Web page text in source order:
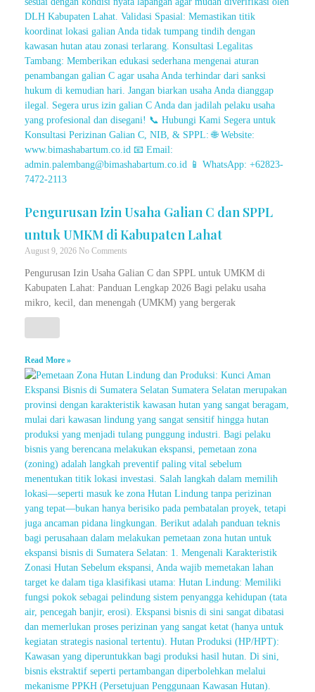
Pengurusan Izin Usaha Galian C dan SPPL
untuk UMKM di Kabupaten Lahat
August 9, 2026 No Comments
Pengurusan Izin Usaha Galian C dan SPPL untuk UMKM di
Kabupaten Lahat: Panduan Lengkap 2026 Bagi pelaku usaha
mikro, kecil, dan menengah (UMKM) yang bergerak
Read More »